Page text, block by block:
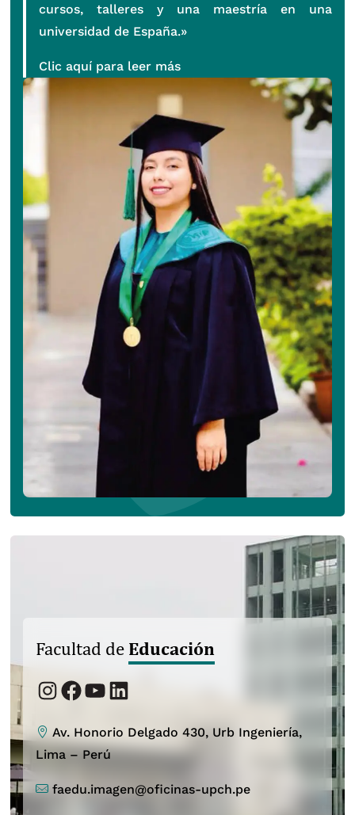
cursos, talleres y una maestría en una
universidad de España.»
Clic aquí para leer más
Facultad de Educación
Instagram
Facebook
YouTube
LinkedIn
Av. Honorio Delgado 430, Urb Ingeniería,
Lima – Perú
faedu.imagen@oficinas-upch.pe